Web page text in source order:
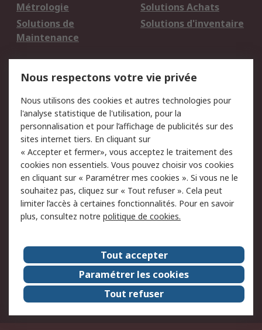
Métrologie
Solutions Achats
Solutions de
Maintenance
Solutions d'inventaire
du site
Politique de protection
des données - Mise à
jour
Sécurité des E-mails
Conditions générales
de vente
Politique anti-
corruption
Campagnes marketing
A propos de RS
A propos de RS France
Evénements
Le groupe RS Group Plc
Presse
RS dans le monde
Démarche RSE
Nous rejoindre
RS Particuliers
Nous respectons votre vie privée
Nous utilisons des cookies et autres technologies pour
l'analyse statistique de l'utilisation, pour la
personnalisation et pour l’affichage de publicités sur des
sites internet tiers. En cliquant sur
« Accepter et fermer», vous acceptez le traitement des
cookies non essentiels. Vous pouvez choisir vos cookies
en cliquant sur « Paramétrer mes cookies ». Si vous ne le
souhaitez pas, cliquez sur « Tout refuser ». Cela peut
limiter l’accès à certaines fonctionnalités. Pour en savoir
plus, consultez notre politique de cookies.
Tout accepter
Paramétrer les cookies
Tout refuser